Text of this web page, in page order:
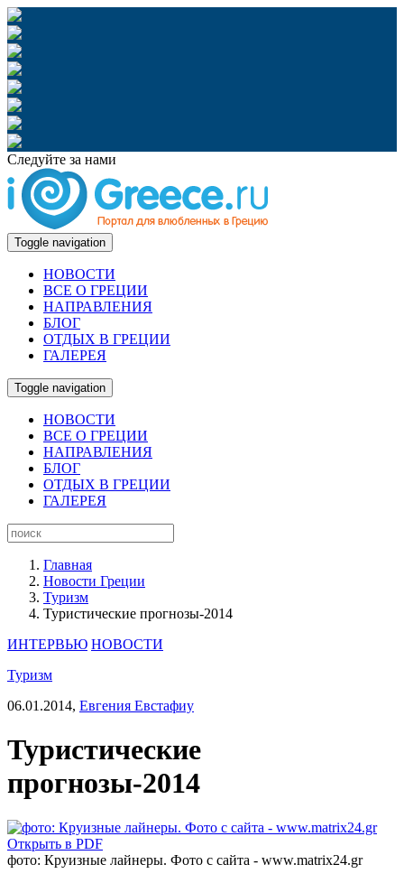
Следуйте за нами
Toggle navigation
НОВОСТИ
ВСЕ О ГРЕЦИИ
НАПРАВЛЕНИЯ
БЛОГ
ОТДЫХ В ГРЕЦИИ
ГАЛЕРЕЯ
Toggle navigation
НОВОСТИ
ВСЕ О ГРЕЦИИ
НАПРАВЛЕНИЯ
БЛОГ
ОТДЫХ В ГРЕЦИИ
ГАЛЕРЕЯ
Главная
Новости Греции
Туризм
Туристические прогнозы-2014
ИНТЕРВЬЮ НОВОСТИ
Туризм
06.01.2014, Евгения Евстафиу
Туристические
прогнозы-2014
Открыть в PDF
фото: Круизные лайнеры. Фото с сайта - www.matrix24.gr